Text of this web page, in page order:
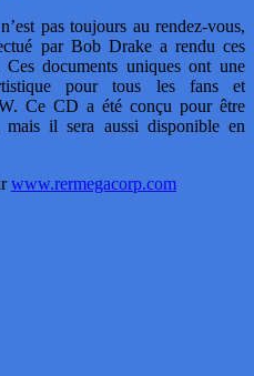
pas toujours au rendez-vous,
par Bob Drake a rendu ces
Ces documents uniques ont une
pour tous les fans et
Ce CD a été conçu pour être
il sera aussi disponible en
www.rermegacorp.com